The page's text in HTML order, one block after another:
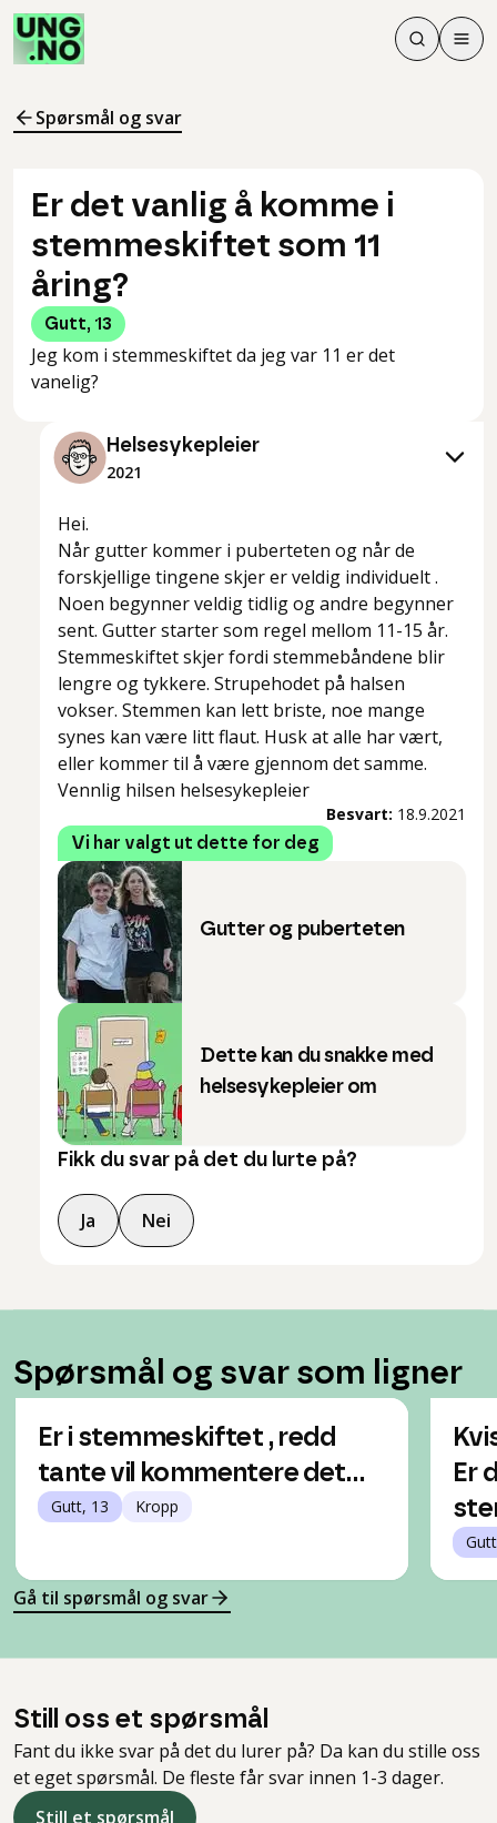
Søk
Søk
Meny
Spørsmål og svar
Er det vanlig å komme i
stemmeskiftet som 11
åring?
Gutt, 13
Jeg kom i stemmeskiftet da jeg var 11 er det
vanelig?
Helsesykepleier
2021
Hei.
Når gutter kommer i puberteten og når de
forskjellige tingene skjer er veldig individuelt .
Noen begynner veldig tidlig og andre begynner
sent. Gutter starter som regel mellom 11-15 år.
Stemmeskiftet skjer fordi stemmebåndene blir
lengre og tykkere. Strupehodet på halsen
vokser. Stemmen kan lett briste, noe mange
synes kan være litt flaut. Husk at alle har vært,
eller kommer til å være gjennom det samme.
Vennlig hilsen helsesykepleier
Besvart: 18.9.2021
Vi har valgt ut dette for deg
Gutter og puberteten
Dette kan du snakke med
helsesykepleier om
Fikk du svar på det du lurte på?
Ja Nei
Spørsmål og svar som ligner
Er i stemmeskiftet , redd
tante vil kommentere det…
Gutt, 13 Kropp
Er
Gå til spørsmål og svar
Still oss et spørsmål
Fant du ikke svar på det du lurer på? Da kan du stille oss
et eget spørsmål. De fleste får svar innen 1-3 dager.
Still et spørsmål